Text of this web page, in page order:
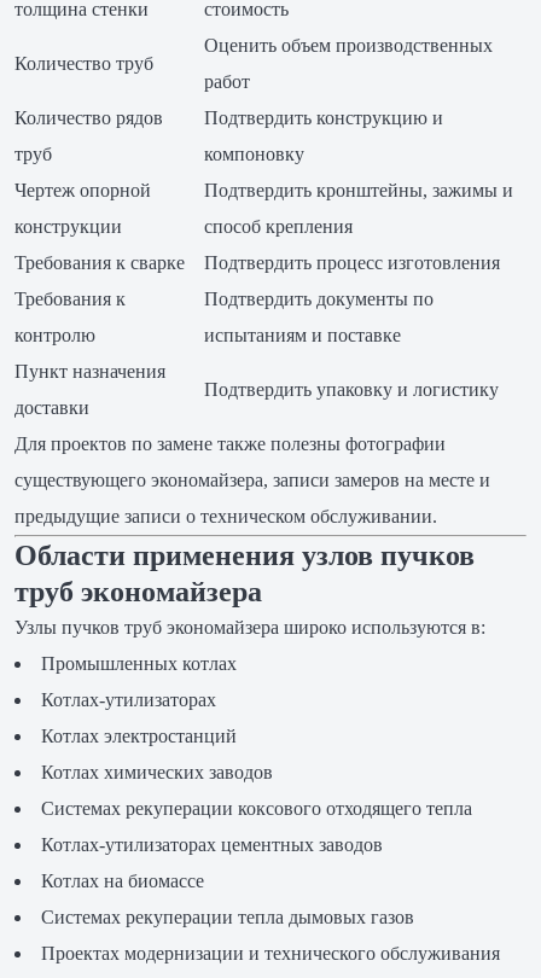
толщина стенки стоимость
Количество труб
Оценить объем производственных
работ
Количество рядов
труб
Подтвердить конструкцию и
компоновку
Чертеж опорной
конструкции
Подтвердить кронштейны, зажимы и
способ крепления
Требования к сварке
Подтвердить процесс изготовления
Требования к
контролю
Подтвердить документы по
испытаниям и поставке
Пункт назначения
доставки
Подтвердить упаковку и логистику
Для проектов по замене также полезны фотографии
существующего экономайзера, записи замеров на месте и
предыдущие записи о техническом обслуживании.
Области применения узлов пучков
труб экономайзера
Узлы пучков труб экономайзера широко используются в:
Промышленных котлах
Котлах-утилизаторах
Котлах электростанций
Котлах химических заводов
Системах рекуперации коксового отходящего тепла
Котлах-утилизаторах цементных заводов
Котлах на биомассе
Системах рекуперации тепла дымовых газов
Проектах модернизации и технического обслуживания